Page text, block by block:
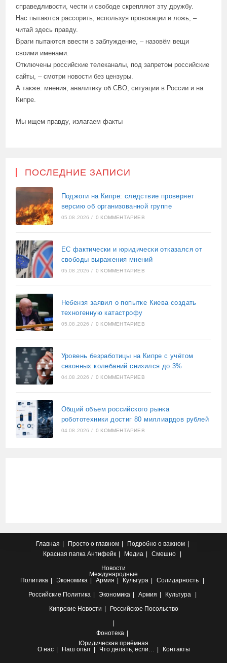
справедливости, чести и свободе скрепляют эту дружбу.
Нас пытаются рассорить, используя провокации и ложь, –
читай здесь правду.
Враги пытаются ввести в заблуждение, – назовём вещи
своими именами.
Отключены российские телеканалы, под запретом российские
сайты, – смотри новости без цензуры.
А также: мнения, аналитику об СВО, ситуации в России и на
Кипре.
Мы ищем правду, излагаем факты
ПОСЛЕДНИЕ ЗАПИСИ
Поджоги на Кипре: следствие проверяет
версию об организованной группе
05.08.2026 / 0 КОММЕНТАРИЕВ
ЕС фактически и юридически отказался от
свободы выражения мнений
05.08.2026 / 0 КОММЕНТАРИЕВ
Небензя заявил о попытке Киева создать
техногенную катастрофу
05.08.2026 / 0 КОММЕНТАРИЕВ
Уровень безработицы на Кипре с учётом
сезонных колебаний снизился до 3%
04.08.2026 / 0 КОММЕНТАРИЕВ
Общий объем российского рынка
робототехники достиг 80 миллиардов рублей
04.08.2026 / 0 КОММЕНТАРИЕВ
Главная Просто о главном
Подробно о важном
Красная папка Антифейк Медиа
Смешно
Новости
Международные
Политика
Экономика Армия Культура
Солидарность
Российские Политика Экономика Армия
Культура
Кипрские Новости Российское Посольство
Фонотека
Юридическая приёмная
О нас
Наш опыт Что делать, если… Контакты